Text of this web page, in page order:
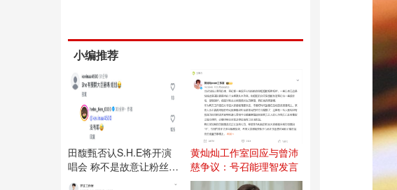
小编推荐
田馥甄否认S.H.E将开演
唱会 称不是故意让粉丝失
望
黄灿灿工作室回应与曾沛
慈争议：号召能理智发言